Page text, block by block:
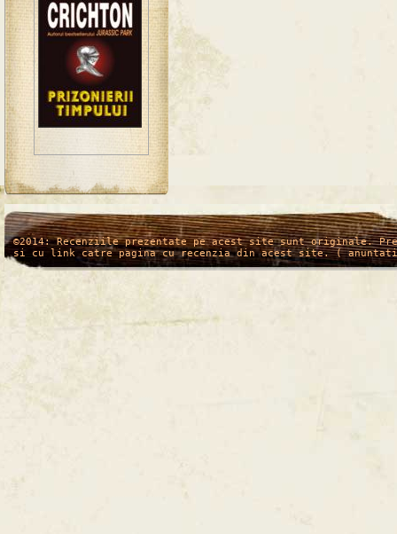
/* */
©2014: Recenziile prezentate pe acest site sunt originale.
si cu link catre pagina cu recenzia din acest site. (